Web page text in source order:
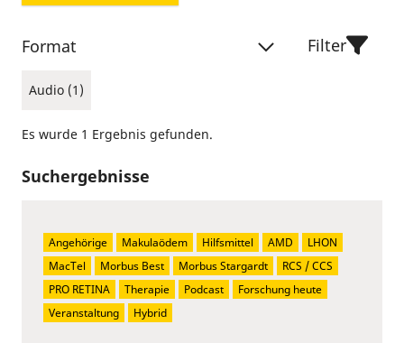
Format
Audio (1)
Filter
Es wurde 1 Ergebnis gefunden.
Suchergebnisse
Angehörige Makulaödem Hilfsmittel AMD
LHON
MacTel
Morbus Best Morbus Stargardt
RCS / CCS
PRO RETINA
Therapie Podcast
Forschung heute
Veranstaltung
Hybrid